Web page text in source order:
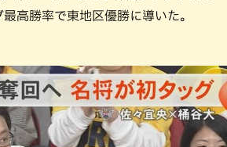
高勝率で東地区優勝に導いた。